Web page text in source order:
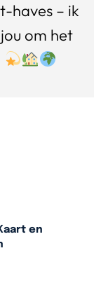
haves – ik
om het
en